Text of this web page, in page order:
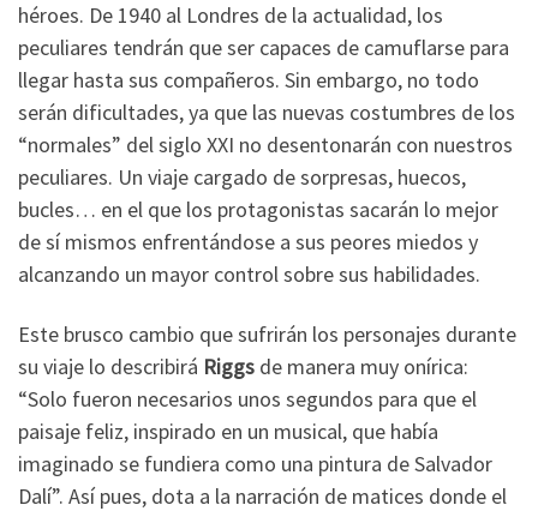
héroes. De 1940 al Londres de la actualidad, los
peculiares tendrán que ser capaces de camuflarse para
llegar hasta sus compañeros. Sin embargo, no todo
serán dificultades, ya que las nuevas costumbres de los
“normales” del siglo XXI no desentonarán con nuestros
peculiares. Un viaje cargado de sorpresas, huecos,
bucles… en el que los protagonistas sacarán lo mejor
de sí mismos enfrentándose a sus peores miedos y
alcanzando un mayor control sobre sus habilidades.
Este brusco cambio que sufrirán los personajes durante
su viaje lo describirá Riggs de manera muy onírica:
“Solo fueron necesarios unos segundos para que el
paisaje feliz, inspirado en un musical, que había
imaginado se fundiera como una pintura de Salvador
Dalí”. Así pues, dota a la narración de matices donde el